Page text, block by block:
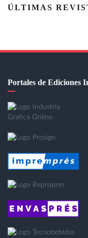
ÚLTIMAS
Portales de Ediciones